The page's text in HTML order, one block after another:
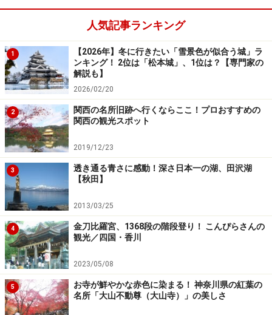
人気記事ランキング
1
【2026年】冬に行きたい「雪景色が似合う城」ラ
ンキング！ 2位は「松本城」、1位は？【専門家の
解説も】
2026/02/20
2
関西の名所旧跡へ行くならここ！プロおすすめの
関西の観光スポット
2019/12/23
3
透き通る青さに感動！深さ日本一の湖、田沢湖
【秋田】
2013/03/25
4
金刀比羅宮、1368段の階段登り！ こんぴらさんの
観光／四国・香川
2023/05/08
5
お寺が鮮やかな赤色に染まる！ 神奈川県の紅葉の
名所「大山不動尊（大山寺）」の美しさ